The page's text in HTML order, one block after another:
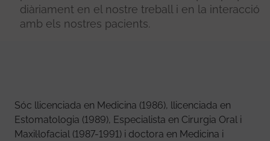
diàriament en el nostre treball i en la interacció
amb els nostres pacients.
Sóc llicenciada en Medicina (1986), llicenciada en
Estomatologia (1989), Especialista en Cirurgia Oral i
Maxil·lofacial (1987-1991) i doctora en Medicina i